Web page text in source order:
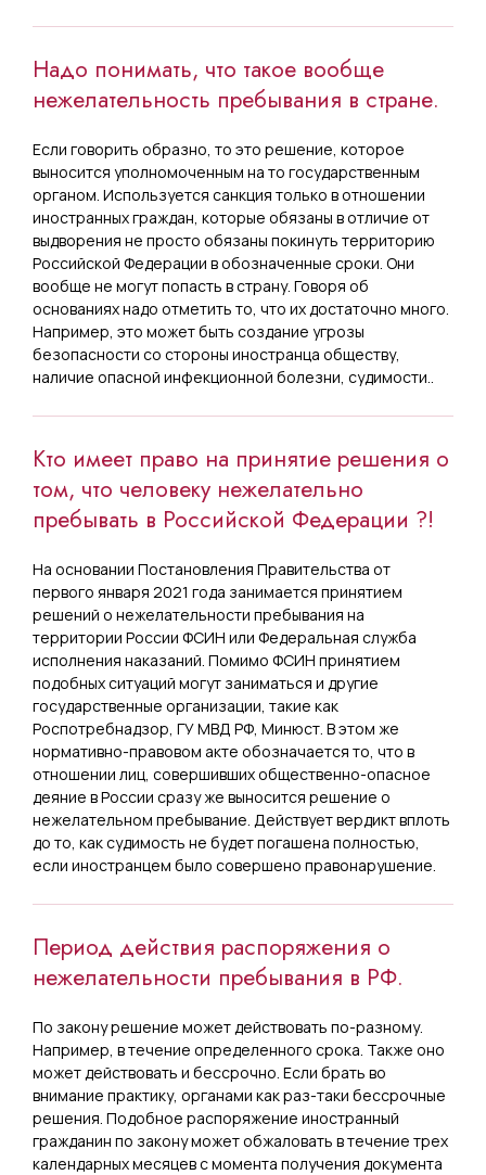
Надо понимать, что такое вообще
нежелательность пребывания в стране.
Если говорить образно, то это решение, которое
выносится уполномоченным на то государственным
органом. Используется санкция только в отношении
иностранных граждан, которые обязаны в отличие от
выдворения не просто обязаны покинуть территорию
Российской Федерации в обозначенные сроки. Они
вообще не могут попасть в страну. Говоря об
основаниях надо отметить то, что их достаточно много.
Например, это может быть создание угрозы
безопасности со стороны иностранца обществу,
наличие опасной инфекционной болезни, судимости..
Кто имеет право на принятие решения о
том, что человеку нежелательно
пребывать в Российской Федерации ?!
На основании Постановления Правительства от
первого января 2021 года занимается принятием
решений о нежелательности пребывания на
территории России ФСИН или Федеральная служба
исполнения наказаний. Помимо ФСИН принятием
подобных ситуаций могут заниматься и другие
государственные организации, такие как
Роспотребнадзор, ГУ МВД РФ, Минюст. В этом же
нормативно-правовом акте обозначается то, что в
отношении лиц, совершивших общественно-опасное
деяние в России сразу же выносится решение о
нежелательном пребывание. Действует вердикт вплоть
до то, как судимость не будет погашена полностью,
если иностранцем было совершено правонарушение.
Период действия распоряжения о
нежелательности пребывания в РФ.
По закону решение может действовать по-разному.
Например, в течение определенного срока. Также оно
может действовать и бессрочно. Если брать во
внимание практику, органами как раз-таки бессрочные
решения. Подобное распоряжение иностранный
гражданин по закону может обжаловать в течение трех
календарных месяцев с момента получения документа